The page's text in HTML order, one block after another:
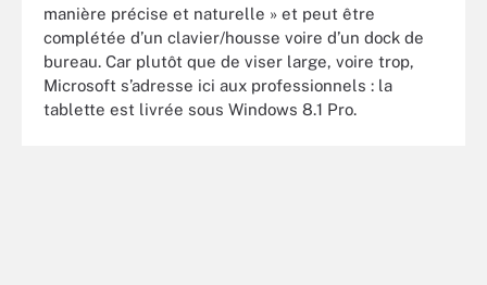
manière précise et naturelle » et peut être
complétée d’un clavier/housse voire d’un dock de
bureau. Car plutôt que de viser large, voire trop,
Microsoft s’adresse ici aux professionnels : la
tablette est livrée sous Windows 8.1 Pro.